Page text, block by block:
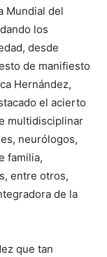
Mundial del
los
desde
de manifiesto
Hernández,
el acierto
multidisciplinar
neurólogos,
familia,
entre otros,
de la
que tan